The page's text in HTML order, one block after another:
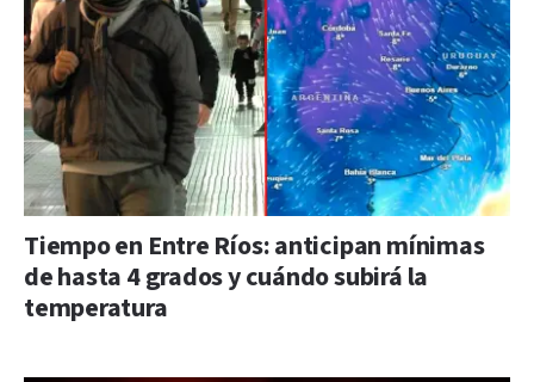
Tiempo en Entre Ríos: anticipan mínimas
de hasta 4 grados y cuándo subirá la
temperatura